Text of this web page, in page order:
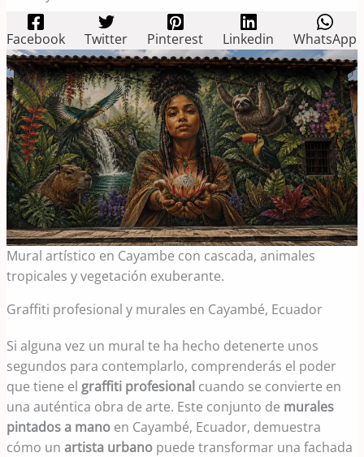
Facebook Twitter Pinterest Linkedin WhatsApp
Mural artístico en Cayambe con cascada, animales
tropicales y vegetación exuberante.
Graffiti profesional y murales en Cayambé, Ecuador
Si alguna vez un mural te ha hecho detenerte unos
segundos para contemplarlo, comprenderás el poder
que tiene el graffiti profesional cuando se convierte en
una auténtica obra de arte. Este conjunto de murales
pintados a mano en Cayambé, Ecuador, demuestra
cómo unartista urbano puede transformar una fachada